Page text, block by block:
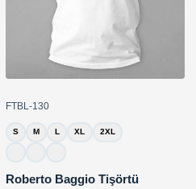
FTBL-130
S M L XL 2XL
Roberto Baggio Tişörtü